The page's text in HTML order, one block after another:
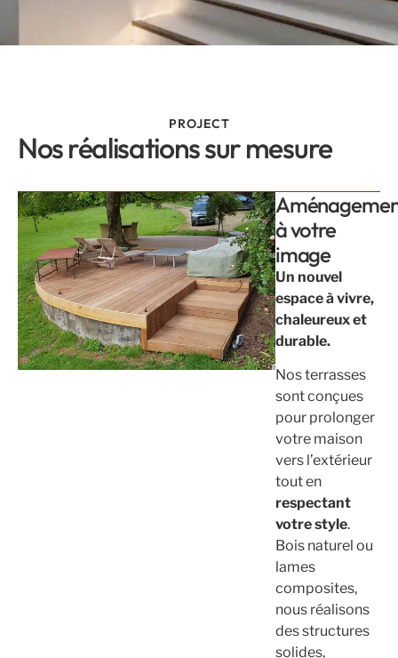
PROJECT
Nos réalisations sur mesure
à votre
image
Un nouvel
espace à vivre,
chaleureux et
durable.
Nos terrasses
sont conçues
pour prolonger
votre maison
vers l’extérieur
tout en
respectant
votre style.
Bois naturel ou
lames
composites,
nous réalisons
des structures
solides,